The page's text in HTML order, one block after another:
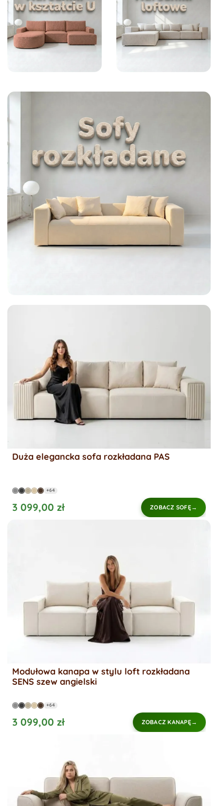
Duża elegancka sofa rozkładana PAS
+64
3 099,00 zł ZOBACZ SOFĘ
Modułowa kanapa w stylu loft rozkładana
SENS szew angielski
+64
3 099,00 zł ZOBACZ KANAPĘ